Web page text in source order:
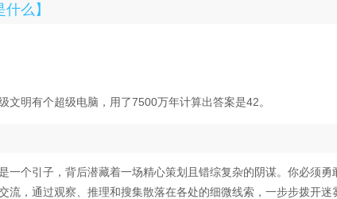
么】
明有个超级电脑，用了7500万年计算出答案是42。
一个引子，背后潜藏着一场精心策划且错综复杂的阴谋。你必须勇
流，通过观察、推理和搜集散落在各处的细微线索，一步步拨开迷